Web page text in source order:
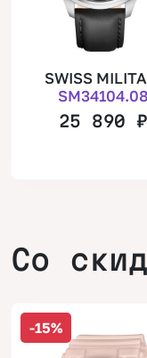
SWISS
SM34104.08
25 890₽
Со
-15%